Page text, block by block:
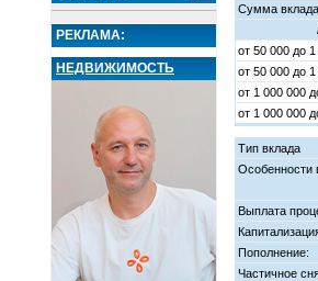
РЕКЛАМА:
НЕДВИЖИМОСТЬ
Сумма
/
от 50 000 до
от 50 000 до
от 1 000 000
от 1 000 000
Тип вклада
Особенности
Выплата
Пополнение:
Частичное